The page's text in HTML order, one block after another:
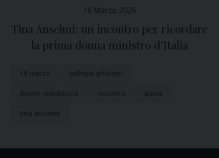
16 Marzo 2026
Tina Anselmi: un incontro per ricordare
la prima donna ministro d’Italia
18 marzo collegio ghislieri
donne repubblica incontro pavia
tina anselmi